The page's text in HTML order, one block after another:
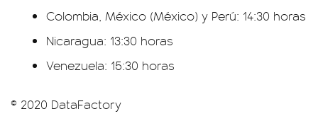
Colombia, México (México) y Perú: 14:30 horas
Nicaragua: 13:30 horas
Venezuela: 15:30 horas
© 2020 DataFactory